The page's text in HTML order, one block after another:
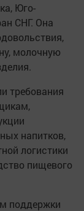
Юго-
СНГ. Она
молочную
требования
напитков,
логистики
пищевого
поддержки